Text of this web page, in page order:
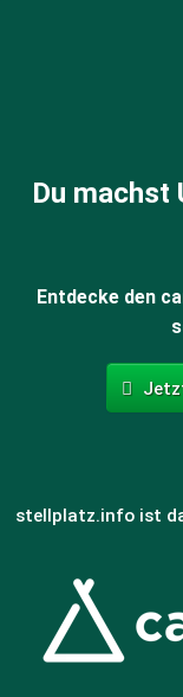
Du machst
Entdecke den
stellplatz.info ist